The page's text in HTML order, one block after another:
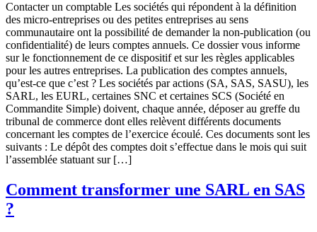
Contacter un comptable Les sociétés qui répondent à la définition
des micro-entreprises ou des petites entreprises au sens
communautaire ont la possibilité de demander la non-publication (ou
confidentialité) de leurs comptes annuels. Ce dossier vous informe
sur le fonctionnement de ce dispositif et sur les règles applicables
pour les autres entreprises. La publication des comptes annuels,
qu’est-ce que c’est ? Les sociétés par actions (SA, SAS, SASU), les
SARL, les EURL, certaines SNC et certaines SCS (Société en
Commandite Simple) doivent, chaque année, déposer au greffe du
tribunal de commerce dont elles relèvent différents documents
concernant les comptes de l’exercice écoulé. Ces documents sont les
suivants : Le dépôt des comptes doit s’effectue dans le mois qui suit
l’assemblée statuant sur […]
Comment transformer une SARL en SAS
?